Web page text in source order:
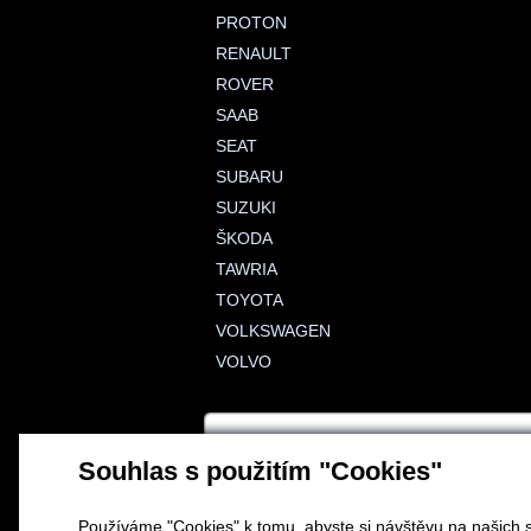
Souhlas s použitím "Cookies"
Používáme "Cookies" k tomu, abyste si návštěvu na
PROTON
RENAULT
ROVER
SAAB
SEAT
SUBARU
SUZUKI
ŠKODA
TAWRIA
TOYOTA
VOLKSWAGEN
VOLVO